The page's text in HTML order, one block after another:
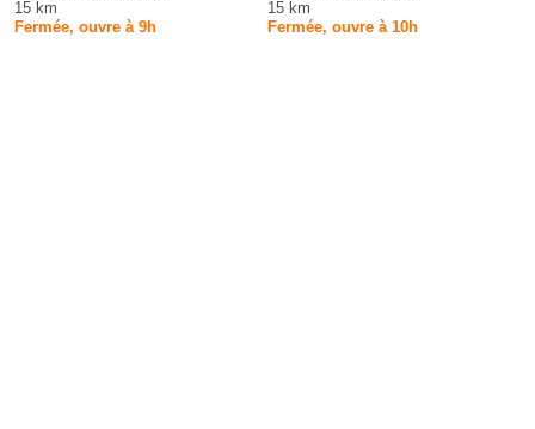
15 km
Fermée, ouvre à 9h
15 km
Fermée, ouvre à 10h